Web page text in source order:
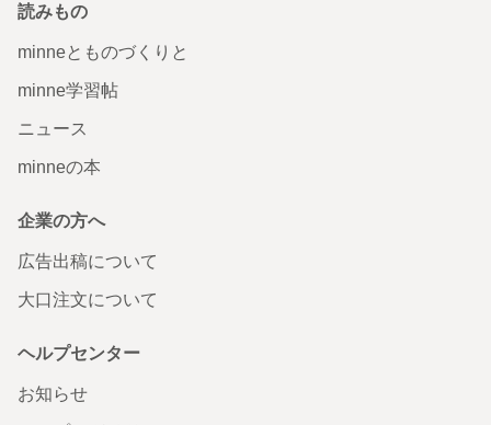
読みもの
minneとものづくりと
minne学習帖
ニュース
minneの本
企業の方へ
広告出稿について
大口注文について
ヘルプセンター
お知らせ